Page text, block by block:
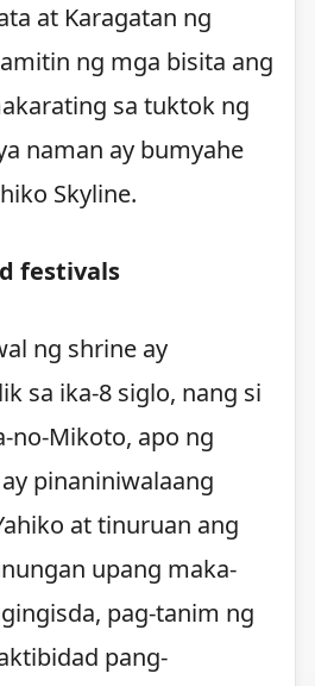
at Karagatan ng
ng mga bisita ang
sa tuktok ng
naman ay bumyahe
Skyline.
festivals
ng shrine ay
sa ika-8 siglo, nang si
no-Mikoto, apo ng
pinaniniwalaang
at tinuruan ang
upang maka-
pag-tanim ng
pang-